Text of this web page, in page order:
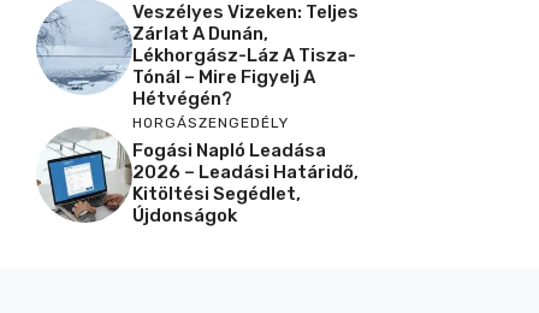
Veszélyes Vizeken: Teljes
Zárlat A Dunán,
Lékhorgász-Láz A Tisza-
Tónál – Mire Figyelj A
Hétvégén?
HORGÁSZENGEDÉLY
Fogási Napló Leadása
2026 – Leadási Határidő,
Kitöltési Segédlet,
Újdonságok